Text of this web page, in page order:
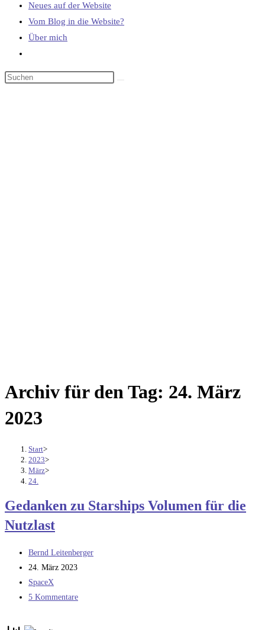
Neues auf der Website
Vom Blog in die Website?
Über mich
umschalten
Archiv für den Tag: 24. März
2023
Start>
2023>
März>
24.
Gedanken zu Starships Volumen für die
Nutzlast
Beitrags-
Autor:
Bernd Leitenberger
Beitrag
veröffentlicht:
24. März 2023
Beitrags-
Kategorie:
SpaceX
Beitrags-
5 Kommentare